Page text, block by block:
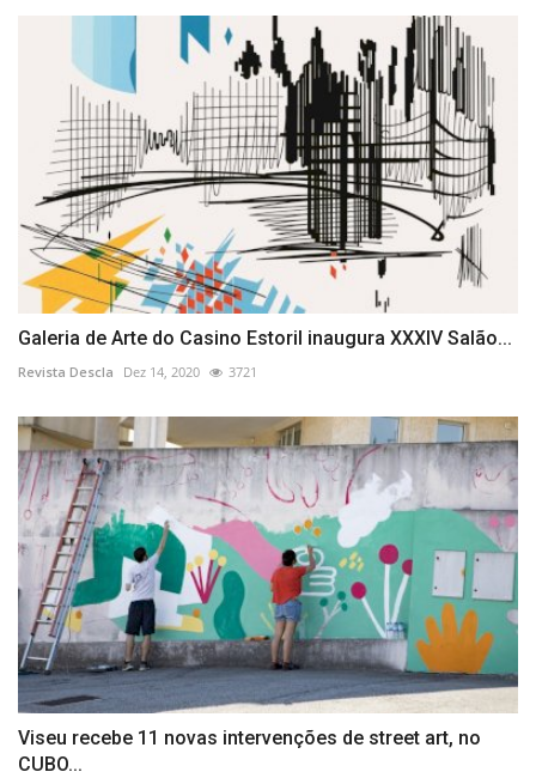
Galeria de Arte do Casino Estoril inaugura XXXIV Salão...
Revista Descla Dez 14, 2020 3721
Viseu recebe 11 novas intervenções de street art, no
CUBO...